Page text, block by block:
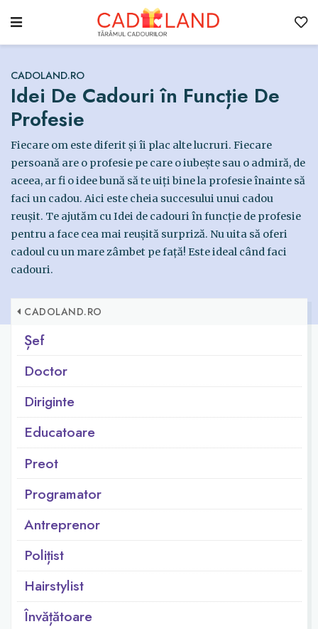
CADOLAND.RO
Idei De Cadouri în Funcție De
Profesie
Fiecare om este diferit și îi plac alte lucruri. Fiecare
persoană are o profesie pe care o iubește sau o admiră, de
aceea, ar fi o idee bună să te uiți bine la profesie înainte să
faci un cadou. Aici este cheia succesului unui cadou
reușit. Te ajutăm cu Idei de cadouri în funcție de profesie
pentru a face cea mai reușită surpriză. Nu uita să oferi
cadoul cu un mare zâmbet pe față! Este ideal când faci
cadouri.
CADOLAND.RO
Șef
Doctor
Diriginte
Educatoare
Preot
Programator
Antreprenor
Polițist
Hairstylist
Învățătoare